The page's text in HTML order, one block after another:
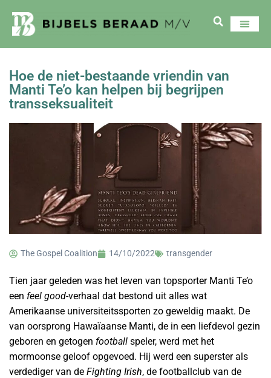
Hoe de niet-bestaande vriendin van
Manti Te’o kan helpen bij begrijpen
transseksualiteit
The Gospel Coalition 14/10/2022 transgender
Tien jaar geleden was het leven van topsporter Manti Te’o
een feel good-verhaal dat bestond uit alles wat
Amerikaanse universiteitssporten zo geweldig maakt. De
van oorsprong Hawaïaanse Manti, de in een liefdevol gezin
geboren en getogen football speler, werd met het
mormoonse geloof opgevoed. Hij werd een superster als
verdediger van de Fighting Irish, de footballclub van de